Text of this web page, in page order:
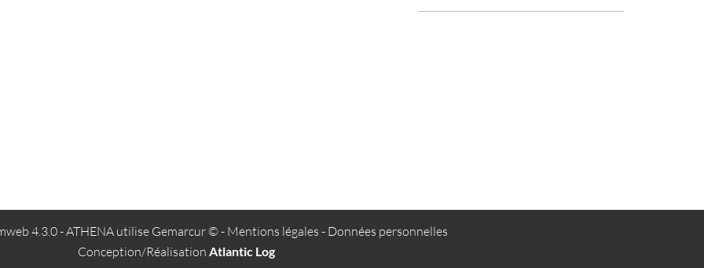
4.3.0- ATHENA utilise Gemarcur ©- Mentions légales - Données personnelles
Conception/Réalisation Atlantic Log